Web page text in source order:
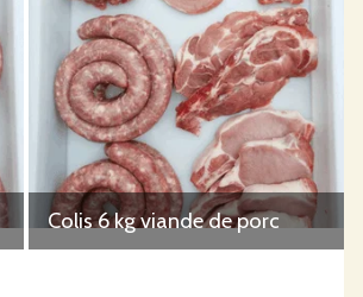
Colis 6 kg viande de porc